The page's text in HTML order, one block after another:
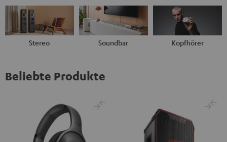
Stereo Soundbar Kopfhörer
Beliebte Produkte